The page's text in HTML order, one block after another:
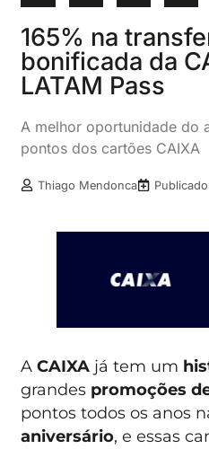
165% na
bonificada da
LATAM Pass
A melhor oportunidade do
pontos dos cartões CAIXA
Thiago Mendonca
ACAIXA já tem um
grandes promoções
pontos todos os anos
aniversário, e essas